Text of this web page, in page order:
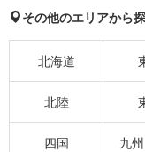
その他のエリアから
北海道
北陸
四国 九